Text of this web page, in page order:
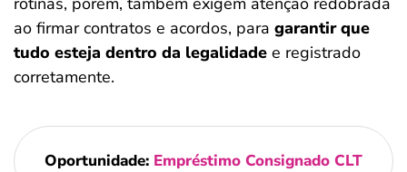
ao firmar contratos e acordos, para garantir que
tudo esteja dentro da legalidade e registrado
corretamente.
Oportunidade: Empréstimo Consignado CLT